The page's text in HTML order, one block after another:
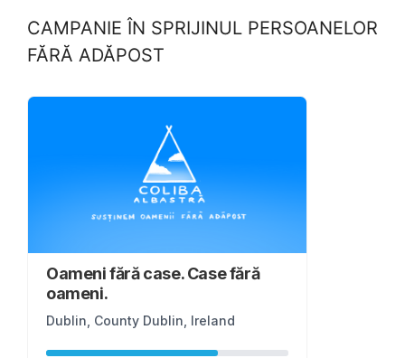
CAMPANIE ÎN SPRIJINUL PERSOANELOR
FĂRĂ ADĂPOST